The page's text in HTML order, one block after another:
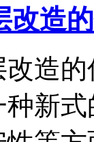
改造
造
新